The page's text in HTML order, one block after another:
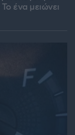
ένα μειώνει